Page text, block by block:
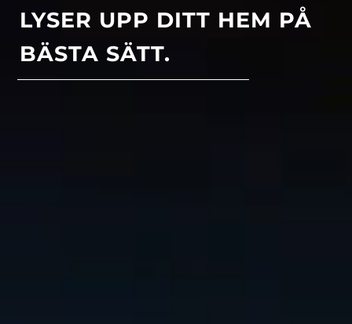
LYSER UPP DITT HEM PÅ
BÄSTA SÄTT.